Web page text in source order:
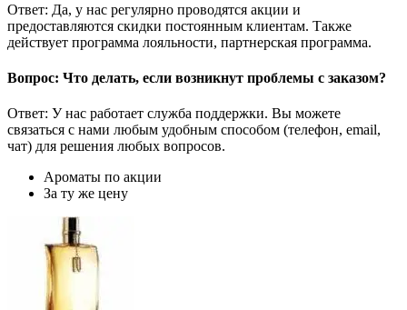
Ответ: Да, у нас регулярно проводятся акции и
предоставляются скидки постоянным клиентам. Также
действует программа лояльности, партнерская программа.
Вопрос: Что делать, если возникнут проблемы с заказом?
Ответ: У нас работает служба поддержки. Вы можете
связаться с нами любым удобным способом (телефон, email,
чат) для решения любых вопросов.
Ароматы по акции
За ту же цену